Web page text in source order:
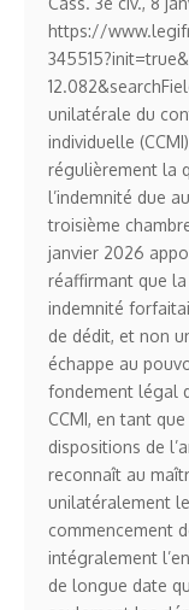
https://
unilatérale du
individuelle
régulièrement la
l’indemnité due
troisième
janvier 2026
réaffirmant que
indemnité
de dédit, et non
échappe au
fondement légal
CCMI, en tant
dispositions de
reconnaît au
unilatéralement
commencement
intégralement
de longue date